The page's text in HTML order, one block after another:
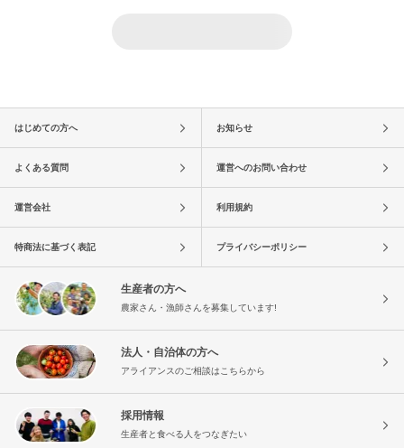
はじめての方へ お知らせ
よくある質問 運営へのお問い合わせ
運営会社 利用規約
特商法に基づく表記 プライバシーポリシー
生産者の方へ
農家さん・漁師さんを募集しています!
法人・自治体の方へ
アライアンスのご相談はこちらから
採用情報
生産者と食べる人をつなぎたい